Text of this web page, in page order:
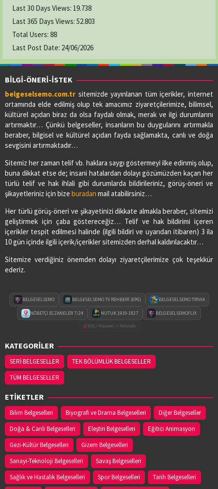
Last 30 Days Views: 19.738
Last 365 Days Views: 52.803
Total Users: 88
Last Post Date: 24/06/2026
BİLGİ-ÖNERİ-İSTEK
belgeselsemo.com.tr sitemizde yayınlanan tüm içerikler, internet
ortamında elde edilmiş olup tek amacımız ziyaretçilerimize, bilimsel,
kültürel açıdan biraz da olsa faydalı olmak, merak ve ilgi durumlarını
artırmaktır… Çünkü belgeseller, insanların bu duygularını artırmakla
beraber, bilgisel ve kültürel açıdan fayda sağlamakta, canlı ve doğa
sevgisini artırmaktadır…
Sitemiz her zaman telif vb. haklara saygı göstermeyi ilke edinmiş olup,
buna dikkat etse de; insani hatalardan dolayı gözümüzden kaçan her
türlü telif ve hak ihlali gibi durumlarda bildirileriniz, görüş-öneri ve
şikayetleriniz için bize buradan mail atabilirsiniz…
Her türlü görüş-öneri ve şikayetinizi dikkate almakla beraber, sitemizi
geliştirmek için çaba göstereceğiz… Telif ve hak bildirimi içeren
içerikler tespit edilmesi halinde (ilgili bildiri ve uyarıdan itibaren) 3 ila
10 gün içinde ilgili içerik/içerikler sitemizden derhal kaldırılacaktır…
Sitemize verdiğiniz önemden dolayı ziyaretçilerimize çok teşekkür
ederiz.
BELGESELSEMO BELGESELSEMO TV REHBERİ (EPG) BELGESELSEMO TRIVIA
NÖBETÇİ ECZANELER 7/24 NUTUK 1919-1927
BELGESELSEMOFLIX
iOS / Huawei — Yakında
KATEGORİLER
SERİ BELGESELLER
TEK BÖLÜMLÜK BELGESELLER
TÜM BELGESELLER
ETİKETLER
Bilim Belgeselleri Biyografi ve Drama Belgeselleri
Diğer Belgeseller
Doğa & Canlı Belgeselleri
Eleştiri Belgeselleri
Eğitici Animasyon
Gezi-Kültür Belgeselleri
Gizem Belgeselleri
Sanayi-Teknoloji Belgeselleri
Savaş Belgeselleri
Sağlık ve Hastalık Belgeselleri
Spor Belgeselleri
Tarih Belgeselleri